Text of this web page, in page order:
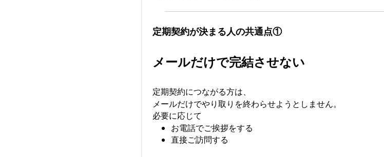
定期契約が決まる人の共通点①
メールだけで完結させない
定期契約につながる方は、
メールだけでやり取りを終わらせようとしません。
必要に応じて
お電話でご挨拶をする
直接ご訪問する